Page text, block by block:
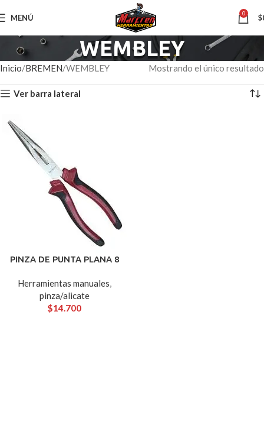
MENÚ 0 $
WEMBLEY
Inicio BREMEN WEMBLEY Mostrando el único resultado
Ver barra lateral
PINZA DE PUNTA PLANA 8
Herramientas manuales,
pinza/alicate
$14.700